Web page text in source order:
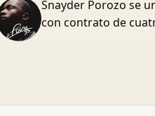
Snayder Porozo se
con contrato de